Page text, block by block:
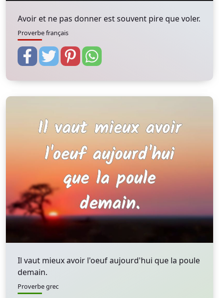
Avoir et ne pas donner est souvent pire que voler.
Proverbe français
Il vaut mieux avoir l'oeuf aujourd'hui que la poule
demain.
Proverbe grec